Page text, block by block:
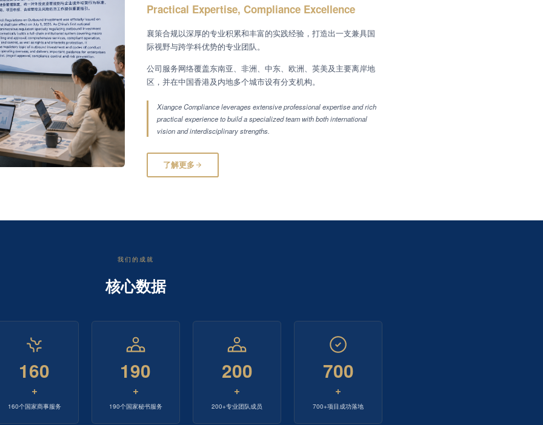
Practical Expertise, Compliance Excellence
襄策合规以深厚的专业积累和丰富的实践经验，打造出一支兼具国
际视野与跨学科优势的专业团队。
公司服务网络覆盖东南亚、非洲、中东、欧洲、英美及主要离岸地
区，并在中国香港及内地多个城市设有分支机构。
Xiangce Compliance leverages extensive professional expertise and rich
practical experience to build a specialized team with both international
vision and interdisciplinary strengths.
了解更多
我们的成就
核心数据
160
+
160个国家商事服务
190
+
190个国家秘书服务
200
+
200+专业团队成员
700
+
700+项目成功落地